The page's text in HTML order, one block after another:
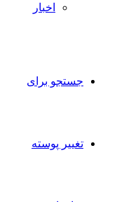
برای
پوسته